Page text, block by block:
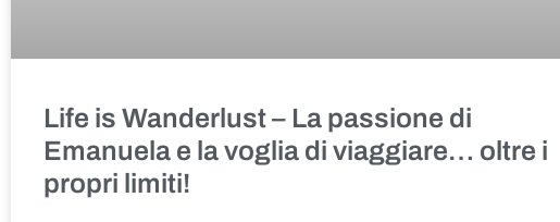
Life is Wanderlust– La passione di
Emanuela e la voglia di viaggiare… oltre i
propri limiti!